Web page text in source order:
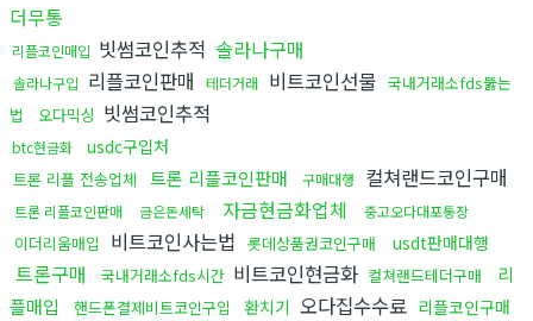
더무통
리플코인매입 빗썸코인추적 솔라나구매
솔라나구입 리플코인판매 테더거래 비트코인선물 국내거래소fds뚫는
법
오다믹싱 빗썸코인추적
btc현금화 usdc구입처
트론 리플 전송업체 트론 리플코인판매 구매대행 컬쳐랜드코인구매
트론 리플코인판매 금은돈세탁 자금현금화업체 중고오다대포통장
이더리움매입 비트코인사는법 롯데상품권코인구매 usdt판매대행
트론구매 국내거래소fds시간 비트코인현금화 컬쳐랜드테더구매
리
플매입
핸드폰결제비트코인구입 환치기 오다집수수료 리플코인구매